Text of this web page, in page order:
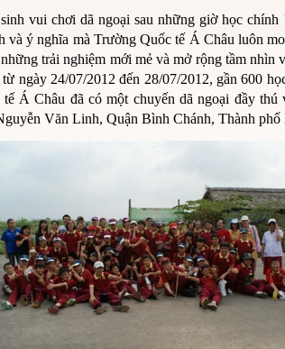
vui chơi dã ngoại sau những giờ học
và ý nghĩa mà Trường Quốc tế Á Châu luôn
trải nghiệm mới mẻ và mở rộng tầm nhìn
ngày 24/07/2012 đến 28/07/2012, gần 600
Á Châu đã có một chuyến dã ngoại đầy
Văn Linh, Quận Bình Chánh, Thành